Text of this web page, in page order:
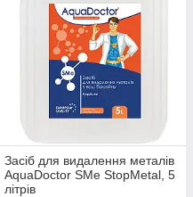
Засіб для видалення металів
AquaDoctor SMe StopMetal, 5
літрів